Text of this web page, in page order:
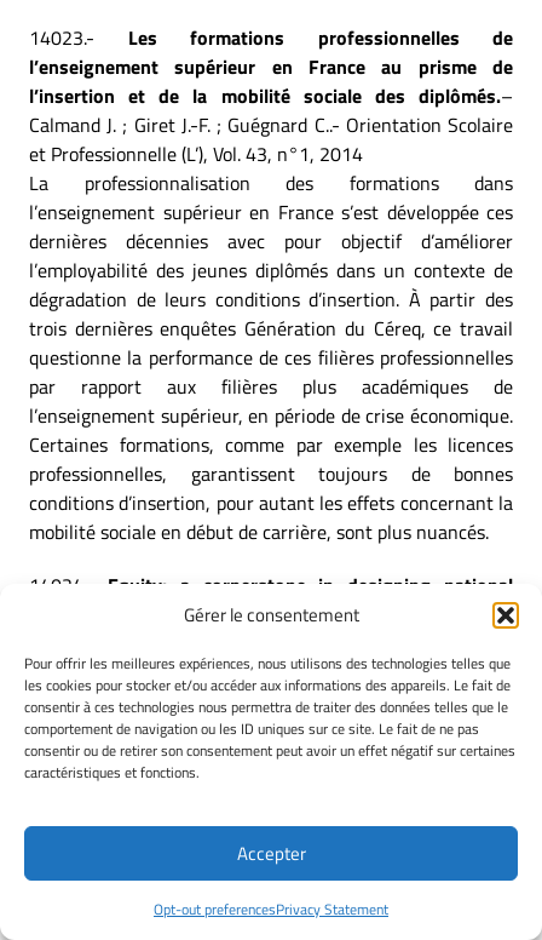
Gérer le consentement
Pour offrir les meilleures expériences, nous utilisons des technologies telles que
les cookies pour stocker et/ou accéder aux informations des appareils. Le fait de
consentir à ces technologies nous permettra de traiter des données telles que le
comportement de navigation ou les ID uniques sur ce site. Le fait de ne pas
consentir ou de retirer son consentement peut avoir un effet négatif sur certaines
caractéristiques et fonctions.
Accepter
Opt-out preferencesPrivacy Statement
14023.- Les formations professionnelles de
l’enseignement supérieur en France au prisme de
l’insertion et de la mobilité sociale des diplômés.–
Calmand J. ; Giret J.-F. ; Guégnard C..- Orientation Scolaire
et Professionnelle (L’), Vol. 43, n°1, 2014
La professionnalisation des formations dans
l’enseignement supérieur en France s’est développée ces
dernières décennies avec pour objectif d’améliorer
l’employabilité des jeunes diplômés dans un contexte de
dégradation de leurs conditions d’insertion. À partir des
trois dernières enquêtes Génération du Céreq, ce travail
questionne la performance de ces filières professionnelles
par rapport aux filières plus académiques de
l’enseignement supérieur, en période de crise économique.
Certaines formations, comme par exemple les licences
professionnelles, garantissent toujours de bonnes
conditions d’insertion, pour autant les effets concernant la
mobilité sociale en début de carrière, sont plus nuancés.
14024.- Equity: a cornerstone in designing national
education policies.– Mingat A.; Ndem F..- Documents de
This paper aims to cover some at least of the most
significant dimensions that can help document, based on a
sampling of countries, the issues surrounding equity and
children’s right to attend school, to stay in school long
enough and to receive appropriate education services to
skills that will give them a chance at a decent economic
and social life. A bove and beyond its quantitative
observations, this analysis identifies connections with